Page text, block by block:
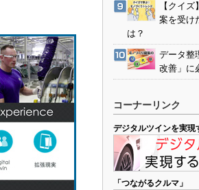
【クイ
案を受け
は？
データ整
改善」に
コーナーリンク
デジタルツインを実現
「つながるクルマ」